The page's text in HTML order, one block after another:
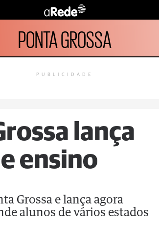
PONTA GROSSA
PUBLICIDADE
lança
ensino
Grossa e lança agora
alunos de vários estados